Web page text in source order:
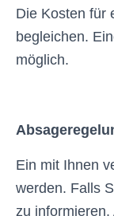
Die Kosten für
begleichen.
möglich.
Ein mit Ihnen
werden. Falls
zu